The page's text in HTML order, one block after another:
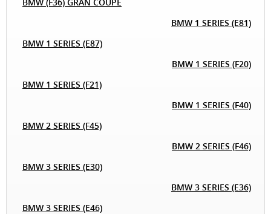
BMW 1 SERIES (E81)
BMW 1 SERIES (E87)
BMW 1 SERIES (F20)
BMW 1 SERIES (F21)
BMW 1 SERIES (F40)
BMW 2 SERIES (F45)
BMW 2 SERIES (F46)
BMW 3 SERIES (E30)
BMW 3 SERIES (E36)
BMW 3 SERIES (E46)